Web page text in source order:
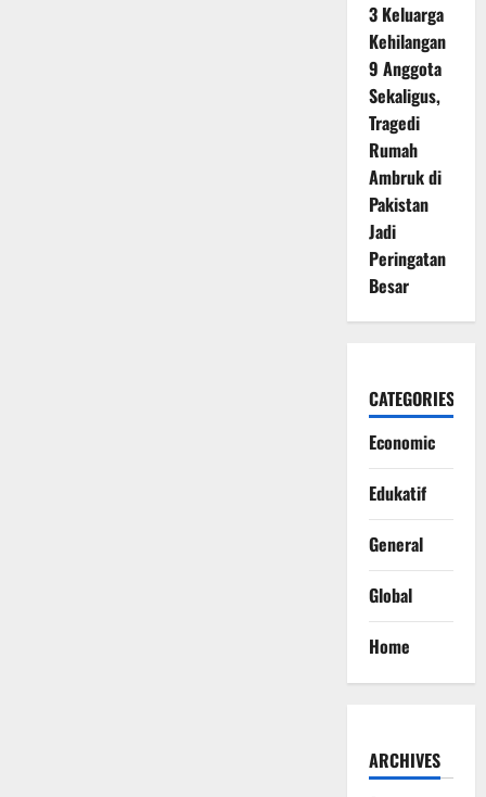
3 Keluarga
Kehilangan
9 Anggota
Sekaligus,
Tragedi
Rumah
Ambruk di
Pakistan
Jadi
Peringatan
Besar
CATEGORIES
Economic
Edukatif
General
Global
Home
ARCHIVES